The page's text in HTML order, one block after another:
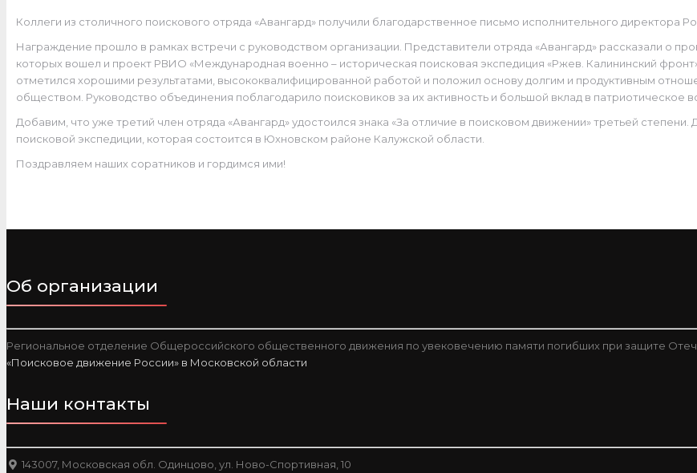
Коллеги из столичного поискового отряда «Авангард» получили благодарственное письмо исполнительного директора
Награждение прошло в рамках встречи с руководством организации. Представители отряда «Авангард» рассказали о
которых вошел и проект РВИО «Международная военно – историческая поисковая экспедиция «Ржев. Калининский
отметился хорошими результатами, высококвалифицированной работой и положил основу долгим и продуктивным
обществом. Руководство объединения поблагодарило поисковиков за их активность и большой вклад в патриотическое
Добавим, что уже третий член отряда «Авангард» удостоился знака «За отличие в поисковом движении» третьей
поисковой экспедиции, которая состоится в Юхновском районе Калужской области.
Поздравляем наших соратников и гордимся ими!
Об организации
Региональное отделение Общероссийского общественного движения по увековечению памяти погибших при защите
«Поисковое движение России» в Московской области
Наши контакты
143007, Московская обл. Одинцово, ул. Ново-Спортивная, 10